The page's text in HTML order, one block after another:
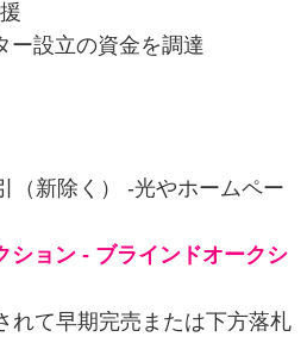
ー設立の資金を調達
（新除く） -光やホームペー
ション - ブラインドオークシ
れて早期完売または下方落札